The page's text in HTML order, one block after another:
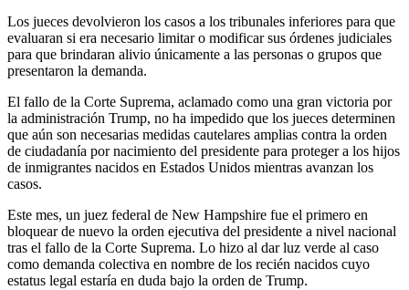
Los jueces devolvieron los casos a los tribunales inferiores para que
evaluaran si era necesario limitar o modificar sus órdenes judiciales
para que brindaran alivio únicamente a las personas o grupos que
presentaron la demanda.
El fallo de la Corte Suprema, aclamado como una gran victoria por
la administración Trump, no ha impedido que los jueces determinen
que aún son necesarias medidas cautelares amplias contra la orden
de ciudadanía por nacimiento del presidente para proteger a los hijos
de inmigrantes nacidos en Estados Unidos mientras avanzan los
casos.
Este mes, un juez federal de New Hampshire fue el primero en
bloquear de nuevo la orden ejecutiva del presidente a nivel nacional
tras el fallo de la Corte Suprema. Lo hizo al dar luz verde al caso
como demanda colectiva en nombre de los recién nacidos cuyo
estatus legal estaría en duda bajo la orden de Trump.